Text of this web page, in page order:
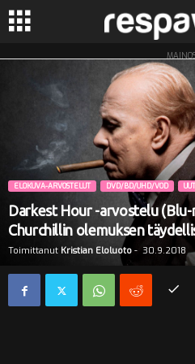
R
ELOKUVA-ARVOSTELUT DVD/BD/UHD/VOD
Darkest Hour -arvostelu
Churchillin olemuksen
Toimittanut Kristian Eloluoto - 30.9.2018